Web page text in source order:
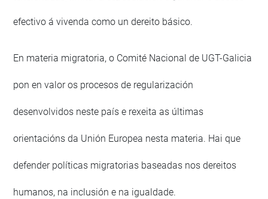
efectivo á vivenda como un dereito básico.
En materia migratoria, o Comité Nacional de UGT-Galicia
pon en valor os procesos de regularización
desenvolvidos neste país e rexeita as últimas
orientacións da Unión Europea nesta materia. Hai que
defender políticas migratorias baseadas nos dereitos
humanos, na inclusión e na igualdade.